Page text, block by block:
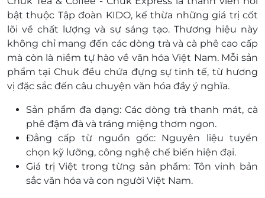
214A Xô Viết Nghệ Tĩnh, P. 21, Quận Bình Thạnh, Hồ
Chí Minh
Đồng Nai
1S!3, 1135 Nguyễn Ái Quốc, P. Tân Hiệp, Biên Hòa,
Đồng Nai
170 đường 30/4, P.Trung Dũng, Biên Hòa, Đồng Nai
Bà Rịa Vũng Tàu
33A đường 30/4, P. 9, Vũng Tàu, Bà Rịa - Vũng Tàu
18 Nguyễn Thanh Đằng, Phường Phước Hiệp, Bà Rịa,
Bà Rịa - Vũng Tàu
Khánh Hòa
Lô 01, đường A2, khu đô thị Vĩnh Điềm Trung, xã
bật thuộc Tập đoàn KIDO, kế thừa những giá trị cốt
lõi về chất lượng và sự sáng tạo. Thương hiệu này
không chỉ mang đến các dòng trà và cà phê cao cấp
mà còn là niềm tự hào về văn hóa Việt Nam. Mỗi sản
phẩm tại Chuk đều chứa đựng sự tinh tế, từ hương
vị đặc sắc đến câu chuyện văn hóa đầy ý nghĩa.
Sản phẩm đa dạng: Các dòng trà thanh mát, cà
phê đậm đà và tráng miệng thơm ngon.
Đẳng cấp từ nguồn gốc: Nguyên liệu tuyển
chọn kỹ lưỡng, công nghệ chế biến hiện đại.
Giá trị Việt trong từng sản phẩm: Tôn vinh bản
sắc văn hóa và con người Việt Nam.